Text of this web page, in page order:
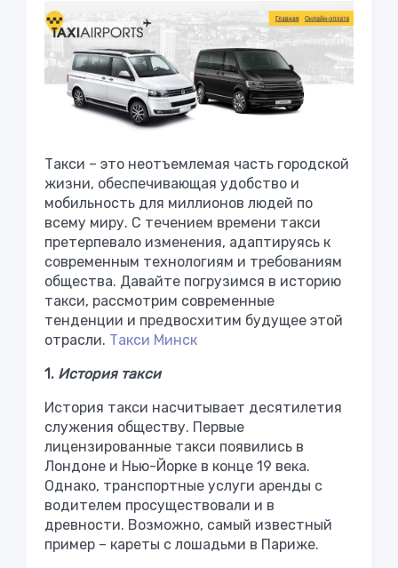
Такси – это неотъемлемая часть городской
жизни, обеспечивающая удобство и
мобильность для миллионов людей по
всему миру. С течением времени такси
претерпевало изменения, адаптируясь к
современным технологиям и требованиям
общества. Давайте погрузимся в историю
такси, рассмотрим современные
тенденции и предвосхитим будущее этой
отрасли. Такси Минск
1. История такси
История такси насчитывает десятилетия
служения обществу. Первые
лицензированные такси появились в
Лондоне и Нью-Йорке в конце 19 века.
Однако, транспортные услуги аренды с
водителем просуществовали и в
древности. Возможно, самый известный
пример – кареты с лошадьми в Париже.